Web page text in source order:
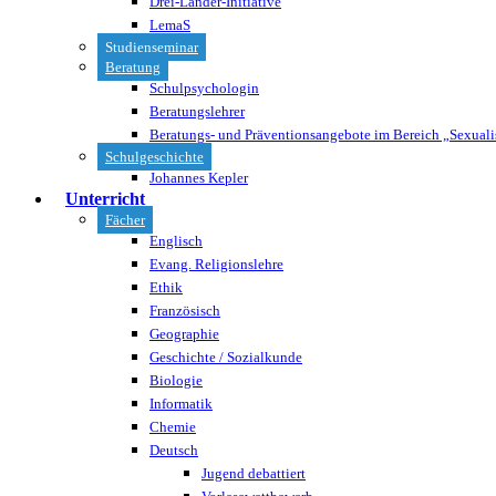
LemaS
Studienseminar
Beratung
Schulpsychologin
Beratungslehrer
Beratungs- und Präventionsangebote im Bereich
Schulgeschichte
Johannes Kepler
Unterricht
Fächer
Englisch
Evang. Religionslehre
Ethik
Französisch
Geographie
Geschichte / Sozialkunde
Biologie
Informatik
Chemie
Deutsch
Jugend debattiert